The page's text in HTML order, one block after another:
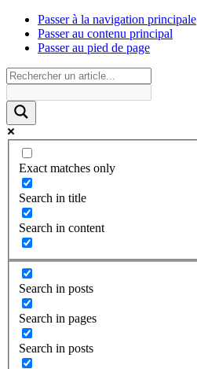
Passer à la navigation principale
Passer au contenu principal
Passer au pied de page
Exact matches only
Search in title
Search in content
Search in posts
Search in pages
Search in posts